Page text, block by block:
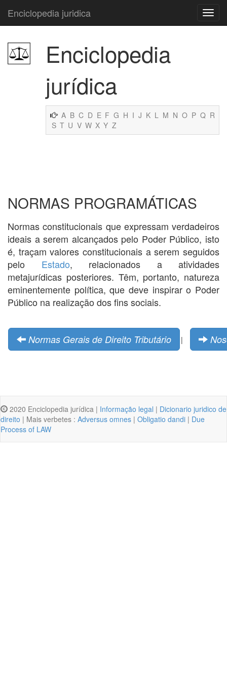
Enciclopedia juridica
Enciclopedia
jurídica
A B C D E F G H I J K L M N O P Q R
S T U V W X Y Z
NORMAS PROGRAMÁTICAS
Normas constitucionais que expressam verdadeiros
ideais a serem alcançados pelo Poder Público, isto
é, traçam valores constitucionais a serem seguidos
pelo Estado, relacionados a atividades
metajurídicas posteriores. Têm, portanto, natureza
eminentemente política, que deve inspirar o Poder
Público na realização dos fins sociais.
Normas Gerais de Direito Tributário |
2020 Enciclopedia jurídica | Informação legal | Dicionario juridico de
direito | Mais verbetes : Adversus omnes | Obligatio dandi | Due
Process of LAW